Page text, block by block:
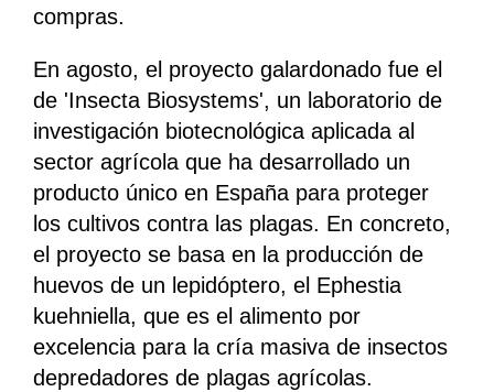
compras.
En agosto, el proyecto galardonado fue el
de 'Insecta Biosystems', un laboratorio de
investigación biotecnológica aplicada al
sector agrícola que ha desarrollado un
producto único en España para proteger
los cultivos contra las plagas. En concreto,
el proyecto se basa en la producción de
huevos de un lepidóptero, el Ephestia
kuehniella, que es el alimento por
excelencia para la cría masiva de insectos
depredadores de plagas agrícolas.